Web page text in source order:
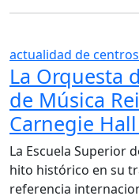
actualidad de centros
La Orquesta
de Música
Carnegie
La Escuela Superior
hito histórico en su
referencia